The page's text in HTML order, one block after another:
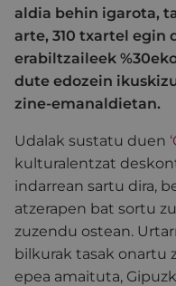
aldia behin igarota,
arte, 310 txartel egin
erabiltzaileek
dute edozein
zine-emanaldietan.
Udalak sustatu duen
kulturalentzat
indarrean sartu dira,
atzerapen bat sortu
zuzendu ostean.
bilkurak tasak onartu
epea amaituta,